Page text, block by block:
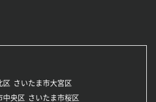
区
さいたま市大宮区
中央区
さいたま市桜区